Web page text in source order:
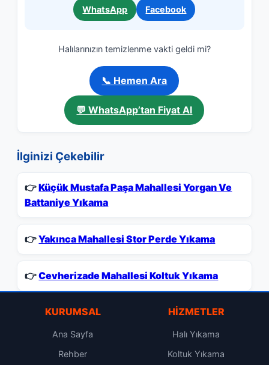
WhatsApp Facebook
Halılarınızın temizlenme vakti geldi mi?
📞 Hemen Ara
💬 WhatsApp’tan Fiyat Al
İlginizi Çekebilir
👉Küçük Mustafa Paşa Mahallesi Yorgan Ve
Battaniye Yıkama
👉Yakınca Mahallesi Stor Perde Yıkama
👉Cevherizade Mahallesi Koltuk Yıkama
KURUMSAL
Ana Sayfa
Rehber
HIZMETLER
Halı Yıkama
Koltuk Yıkama